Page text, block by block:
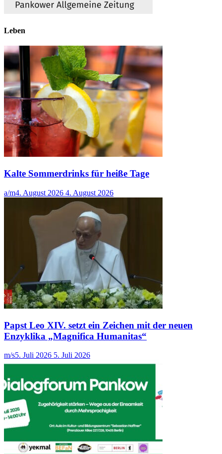
Leben
Kalte Sommerdrinks für heiße Tage
a/m4. August 2026 4. August 2026
Papst Leo XIV. setzt ein Zeichen mit der neuen
Enzyklika „Magnifica Humanitas“
m/s5. Juli 2026 5. Juli 2026